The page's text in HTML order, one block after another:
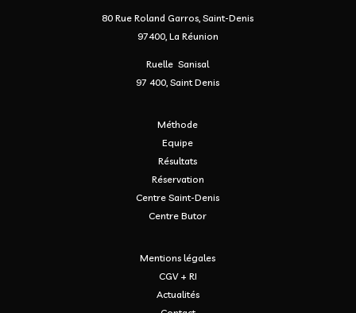
80 Rue Roland Garros, Saint-Denis
97400, La Réunion
Ruelle Sanisal
97 400, Saint Denis
Méthode
Equipe
Résultats
Réservation
Centre Saint-Denis
Centre Butor
Mentions légales
CGV + RI
Actualités